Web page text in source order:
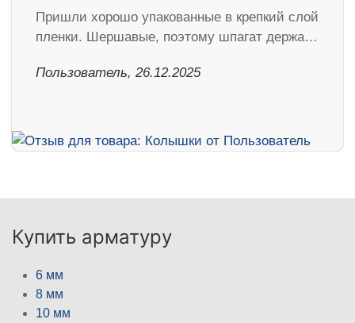
Пришли хорошо упакованные в крепкий слой
пленки. Шершавые, поэтому шпагат держа…
Пользователь, 26.12.2025
Купить арматуру
6 мм
8 мм
10 мм